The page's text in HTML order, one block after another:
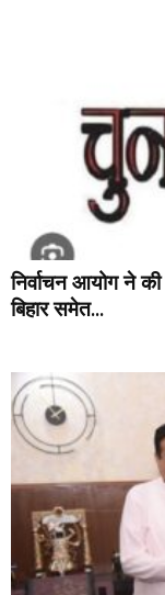
निर्वाचन आयोग ने
बिहार समेत...